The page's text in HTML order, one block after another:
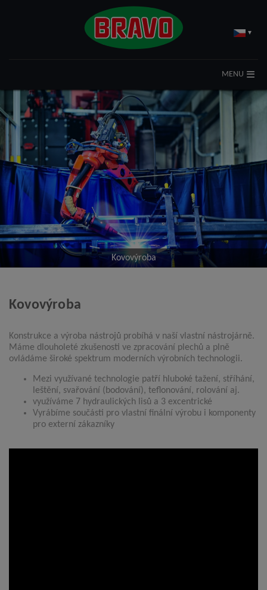
▾
MENU
Kovovýroba
Kovovýroba
Konstrukce a výroba nástrojů probíhá v naší vlastní nástrojárně.
Máme dlouholeté zkušenosti ve zpracování plechů a plně
ovládáme široké spektrum moderních výrobních technologii.
Mezi využívané technologie patří hluboké tažení, stříhání,
leštění, svařování (bodování), teflonování, rolování aj.
využíváme 7 hydraulických lisů a 3 excentrické
Vyrábíme součásti pro vlastní finální výrobu i komponenty
pro externí zákazníky